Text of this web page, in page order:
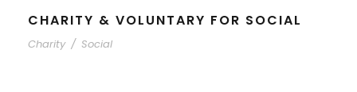
CHARITY & VOLUNTARY FOR SOCIAL
Charity / Social